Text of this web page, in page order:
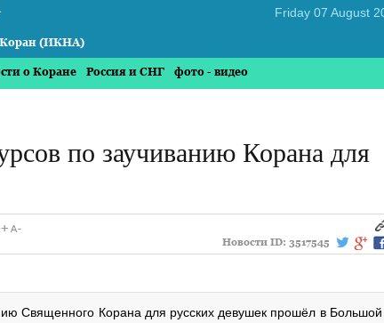
Коран (ИКНА)
о Коране Россия и СНГ фото - видео
по заучиванию Корана для
Новости ID: 3517545
Священного Корана для русских девушек прошёл в Большой